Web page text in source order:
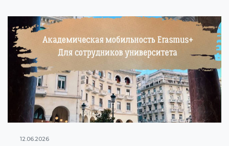
Международные проекты
Академическая мобильность
Мобильность студентов
СТУДЕНЧЕСКАЯ ЖИЗНЬ
Личный кабинет студента
Информация для студентов
12.06.2026